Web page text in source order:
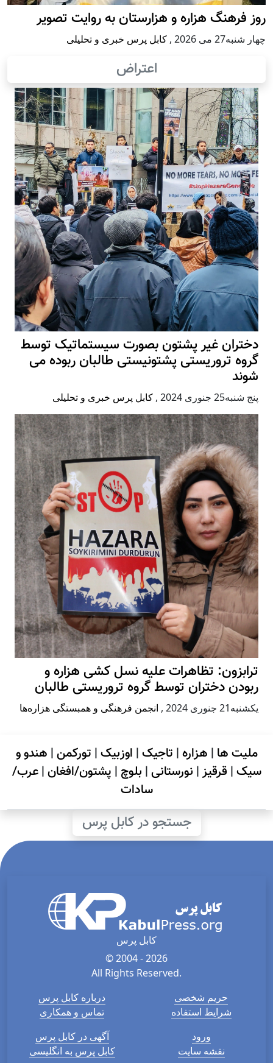
روز فرهنگ هزاره و هزارستان به روایت تصویر
چهار شنبه27 می 2026 , کابل پرس خبری و تحلیلی
اعتراض
دختران غیر پشتون بصورت سیستماتیک توسط
گروه تروریستی پشتونیستی طالبان ربوده می
شوند
پنج شنبه25 جنوری 2024 , کابل پرس خبری و تحلیلی
ترابزون: تظاهرات علیه نسل کشی هزاره و
ربودن دختران توسط گروه تروریستی طالبان
يكشنبه21 جنوری 2024 , انجمن فرهنگی و همبستگی هزاره‌ها
ملیت ها | هزاره| تاجیک| اوزبیک| تورکمن| هندو و
سیک| قرقیز| نورستانی| بلوچ | پشتون/افغان|عرب/
سادات
جستجو در کابل پرس
کابل پرس
© 2004 - 2026
All Rights Reserved.
درباره کابل پرس
تماس و همکاری
حریم شخصی
شرایط استفاده
آگهی در کابل پرس
کابل پرس به انگلیسی
ورود
نقشه سایت